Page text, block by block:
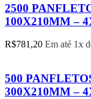
2500
100X210MM –
R$781,20 Em até 1x
500
300X210MM –